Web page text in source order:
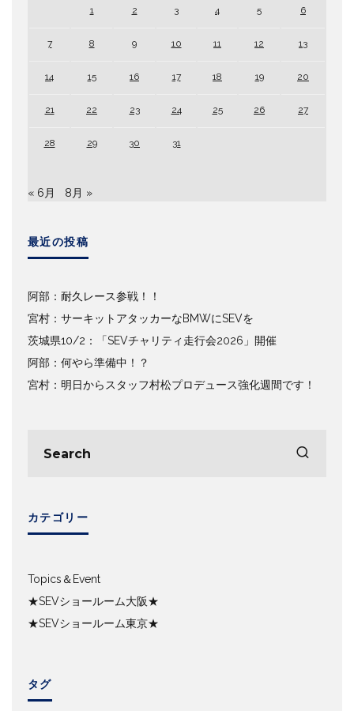
1 2 3 4 5 6
7 8 9 10 11 12 13
14 15 16 17 18 19 20
21 22 23 24 25 26 27
28 29 30 31
« 6月 8月 »
最近の投稿
阿部：耐久レース参戦！！
宮村：サーキットアタッカーなBMWにSEVを
茨城県10/2：「SEVチャリティ走行会2026」開催
阿部：何やら準備中！？
宮村：明日からスタッフ村松プロデュース強化週間です！
カテゴリー
Topics＆Event
★SEVショールーム大阪★
★SEVショールーム東京★
タグ